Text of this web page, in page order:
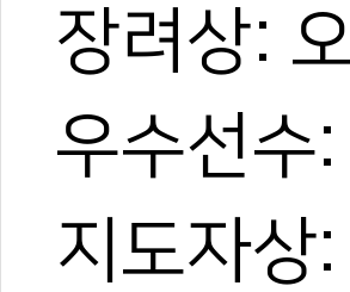
장려상:
우수선수
지도자상